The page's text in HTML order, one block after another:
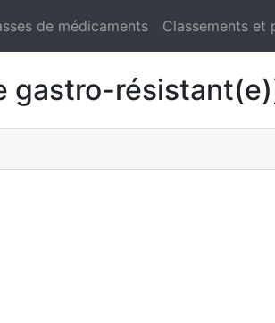
de médicaments Classements et
gastro-